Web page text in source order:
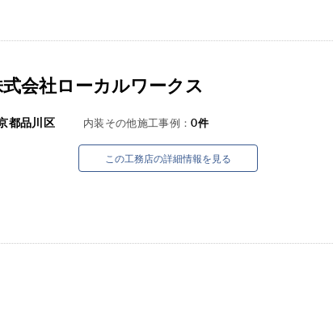
会社ローカルワークス
都品川区 内装その他施工事例：0件
この工務店の詳細情報を見る